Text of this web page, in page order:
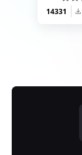
14331